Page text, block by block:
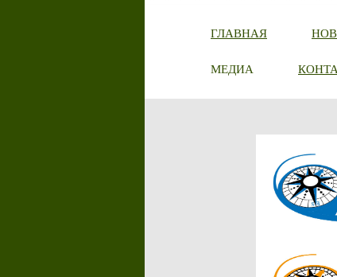
ГЛАВНАЯ
МЕДИА